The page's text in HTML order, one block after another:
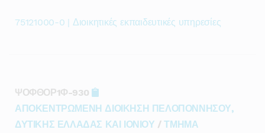
75121000-0 | Διοικητικές εκπαιδευτικές υπηρεσίες
ΨΟΦΘΟΡ1Φ-930
ΑΠΟΚΕΝΤΡΩΜΕΝΗ ΔΙΟΙΚΗΣΗ ΠΕΛΟΠΟΝΝΗΣΟΥ,
ΔΥΤΙΚΗΣ ΕΛΛΑΔΑΣ ΚΑΙ ΙΟΝΙΟΥ /ΤΜΗΜΑ